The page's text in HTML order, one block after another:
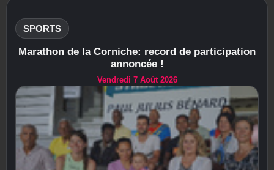
SPORTS
Marathon de la Corniche: record de participation
annoncée !
Vendredi 7 Août 2026